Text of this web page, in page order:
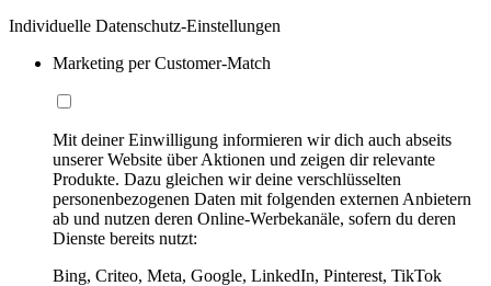
Individuelle Datenschutz-Einstellungen
Marketing per Customer-Match
Mit deiner Einwilligung informieren wir dich auch abseits
unserer Website über Aktionen und zeigen dir relevante
Produkte. Dazu gleichen wir deine verschlüsselten
personenbezogenen Daten mit folgenden externen Anbietern
ab und nutzen deren Online-Werbekanäle, sofern du deren
Dienste bereits nutzt:
Bing, Criteo, Meta, Google, LinkedIn, Pinterest, TikTok